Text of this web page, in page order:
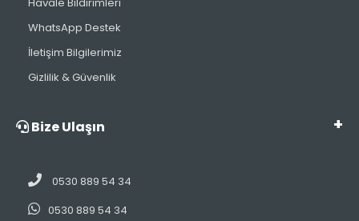
Havale Bildirimleri
WhatsApp Destek
İletişim Bilgilerimiz
Gizlilik & Güvenlik
Bize Ulaşın
0530 889 54 34
0530 889 54 34